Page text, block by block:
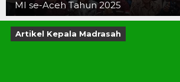
MI se-Aceh Tahun 2025
Artikel Kepala Madrasah